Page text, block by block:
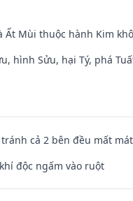
Mùi thuộc hành Kim
hình Sửu, hại Tý, phá
cả 2 bên đều mất mát
độc ngấm vào ruột